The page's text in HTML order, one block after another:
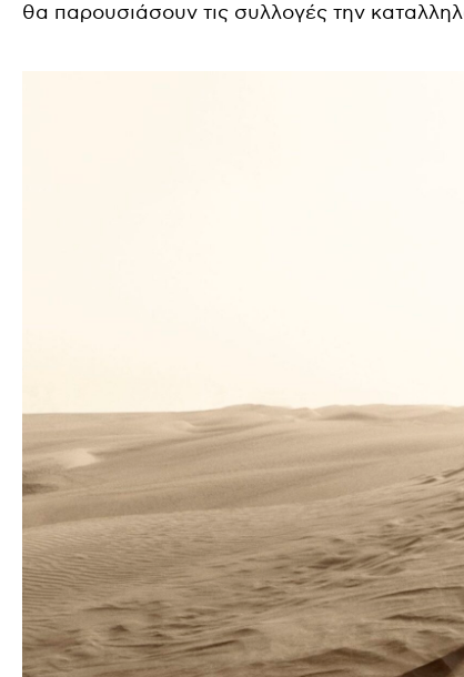
θα παρουσιάσουν τις συλλογές την